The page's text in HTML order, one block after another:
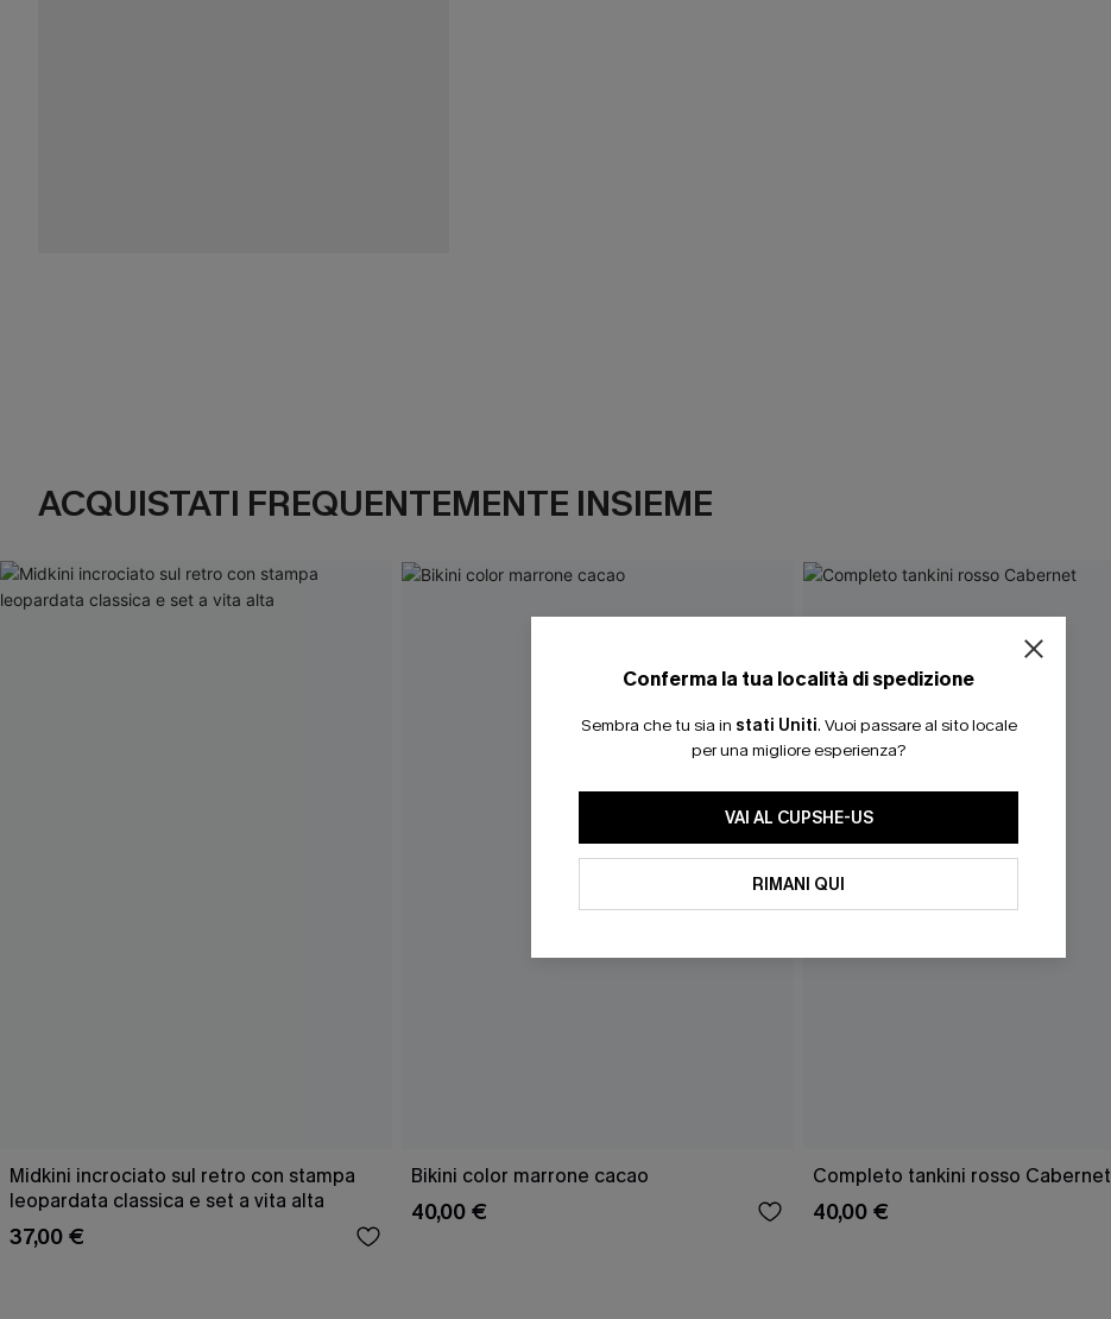
ACQUISTATI FREQUENTEMENTE INSIEME
Midkini incrociato sul retro con stampa
leopardata classica e set a vita alta
37,00 €
Bikini color marrone cacao
40,00 €
Completo tankini rosso Cabernet
40,00 €
Conferma la tua località di spedizione
Sembra che tu sia in stati Uniti. Vuoi passare al sito locale
per una migliore esperienza?
VAI AL CUPSHE-US
RIMANI QUI